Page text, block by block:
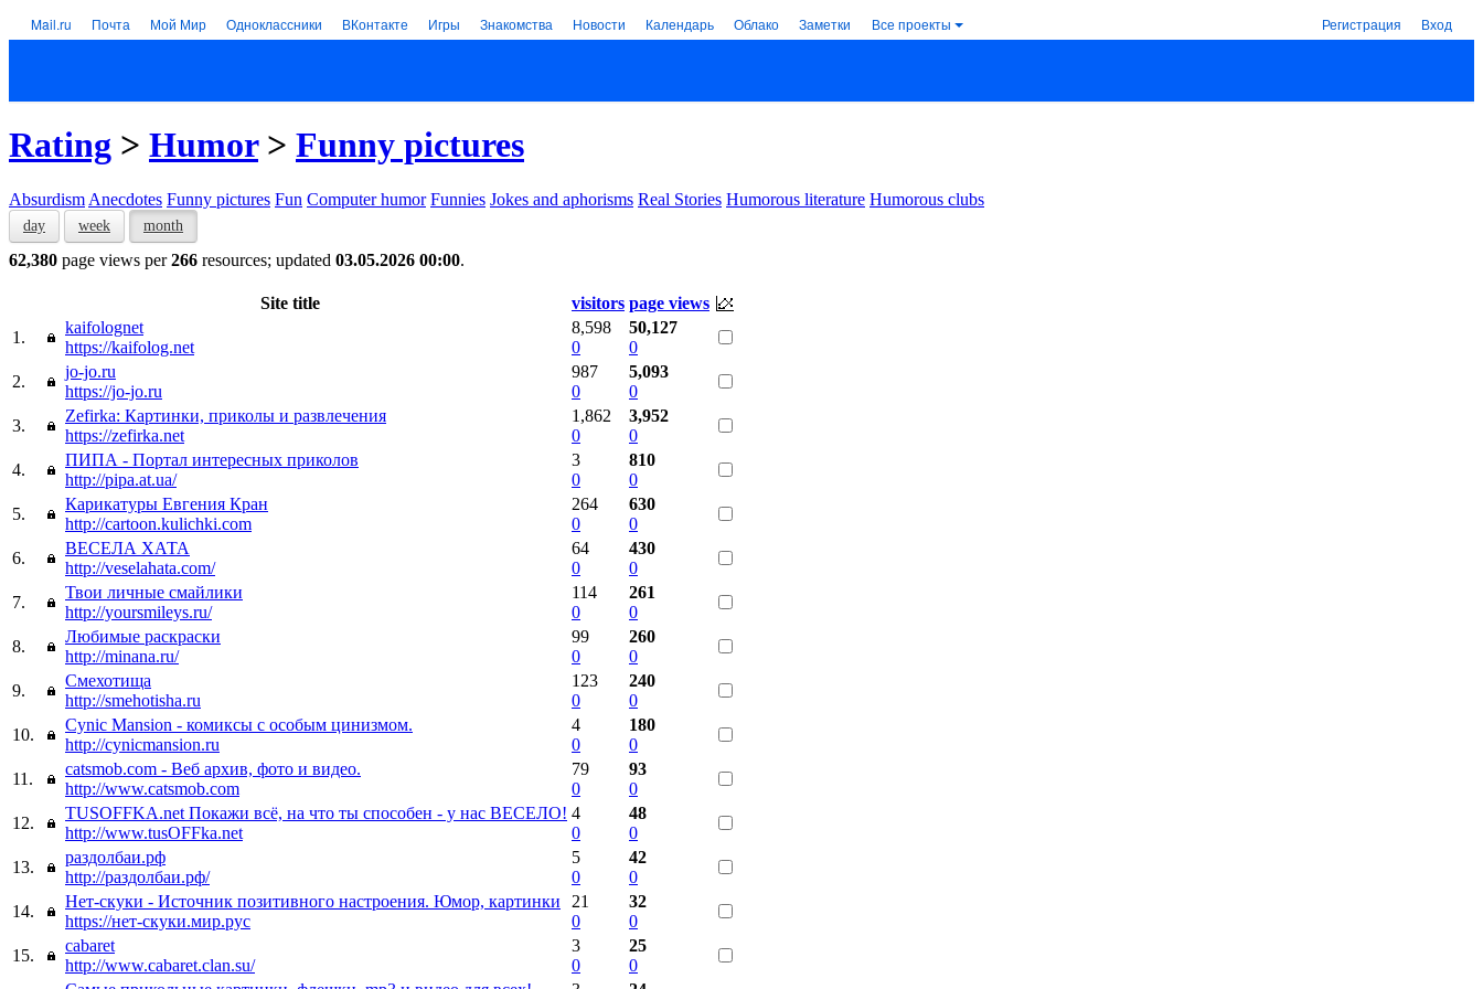
Mail.ru Почта Мой Мир Одноклассники ВКонтакте Игры Знакомства Новости Календарь Облако Заметки Все проекты Регистрация Вход
Rating > Humor> Funny pictures
Absurdism Anecdotes Funny pictures Fun Computer humor Funnies Jokes and aphorisms Real Stories Humorous literature Humorous clubs
day week month
62,380 page views per266 resources; updated 03.05.2026 00:00.
Site title visitors page views
1.
kaifolognet
https://kaifolog.net
8,598
0
50,127
0
2.
jo-jo.ru
https://jo-jo.ru
987
0
5,093
0
3.
Zefirka: Картинки, приколы и развлечения
https://zefirka.net
1,862
0
3,952
0
4.
ПИПА - Портал интересных приколов
http://pipa.at.ua/
3
0
810
0
5.
Карикатуры Евгения Кран
http://cartoon.kulichki.com
264
0
630
0
6.
ВЕСЕЛА ХАТА
http://veselahata.com/
64
0
430
0
7.
Твои личные смайлики
http://yoursmileys.ru/
114
0
261
0
8.
Любимые раскраски
http://minana.ru/
99
0
260
0
9.
Смехотища
http://smehotisha.ru
123
0
240
0
10.
Cynic Mansion - комиксы с особым цинизмом.
http://cynicmansion.ru
4
0
180
0
11.
catsmob.com - Веб архив, фото и видео.
http://www.catsmob.com
79
0
93
0
12.
TUSOFFKA.net Покажи всё, на что ты способен - у нас ВЕСЕЛО!
http://www.tusOFFka.net
4
0
48
0
13.
раздолбаи.рф
http://раздолбаи.рф/
5
0
42
0
14.
Нет-скуки - Источник позитивного настроения. Юмор, картинки
https://нет-скуки.мир.рус
21
0
32
0
15.
cabaret
http://www.cabaret.clan.su/
3
0
25
0